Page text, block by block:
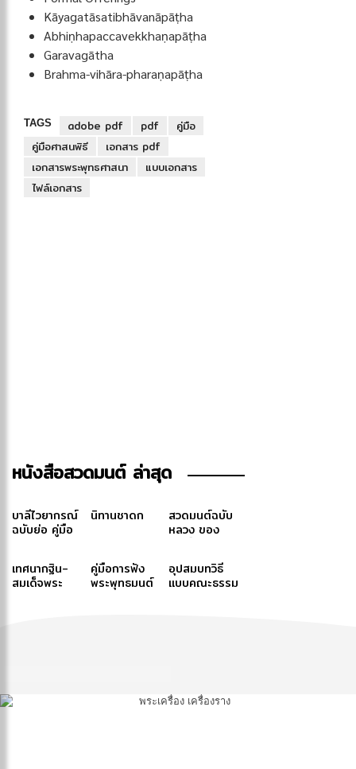
Kāyagatāsatibhāvanāpāṭha
Abhiṇhapaccavekkhaṇapāṭha
Garavagātha
Brahma-vihāra-pharaṇapāṭha
TAGS adobe pdf pdf
คู่มือ
คู่มือศาสนพิธี
เอกสาร pdf
เอกสารพระพุทธศาสนา
แบบเอกสาร
ไฟล์เอกสาร
หนังสือสวดมนต์ ล่าสุด
บาลีไวยากรณ์
ฉบับย่อ คู่มือ
สำหรับประโยค
๑-๒ และ ป.ธ.
นิทานชาดก
สวดมนต์ฉบับ
หลวง ของ
สังฆราช (ปุสฺส
เทว)-สมเด็จ
พระสังฆราช
เทศนากฐิน-
สมเด็จพระ
คู่มือการฟัง
พระพุทธมนต์
อุปสมบทวิธี
แบบคณะธรรม